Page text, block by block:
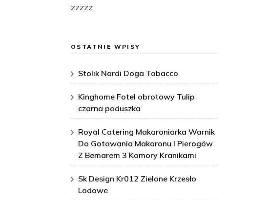
zzzzz
OSTATNIE WPISY
Stolik Nardi Doga Tabacco
Kinghome Fotel obrotowy Tulip
czarna poduszka
Royal Catering Makaroniarka Warnik
Do Gotowania Makaronu I Pierogów
Z Bemarem 3 Komory Kranikami
Sk Design Kr012 Zielone Krzesło
Lodowe